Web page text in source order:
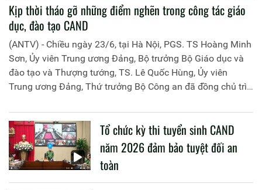
Kịp thời tháo gỡ những điểm nghẽn trong công tác giáo
dục, đào tạo CAND
(ANTV) - Chiều ngày 23/6, tại Hà Nội, PGS. TS Hoàng Minh
Sơn, Ủy viên Trung ương Đảng, Bộ trưởng Bộ Giáo dục và
đào tạo và Thượng tướng, TS. Lê Quốc Hùng, Ủy viên
Trung ương Đảng, Thứ trưởng Bộ Công an đã đồng chủ trì
liên quan đến công tác giáo dục và đào tạo của lực lượng
CAND.
Tổ chức kỳ thi tuyển sinh CAND
năm 2026 đảm bảo tuyệt đối an
toàn